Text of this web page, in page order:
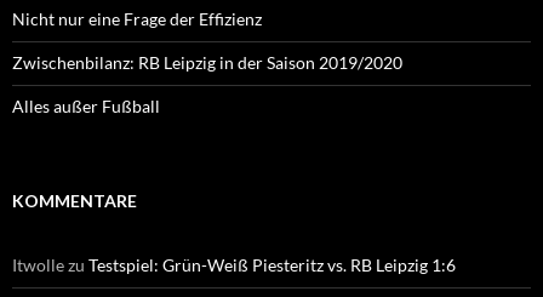
Nicht nur eine Frage der Effizienz
Zwischenbilanz: RB Leipzig in der Saison 2019/2020
Alles außer Fußball
KOMMENTARE
Itwollezu Testspiel: Grün-Weiß Piesteritz vs. RB Leipzig 1:6